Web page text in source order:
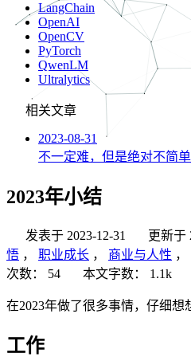
LangChain
OpenAI
OpenCV
PyTorch
QwenLM
Ultralytics
相关文章
2023-08-31
不一定难，但是绝对不简单
2023年小结
发表于 2023-12-31 更新于
悟 ， 职业成长 ， 商业与人性 ，
次数：
54 本文字数： 1.1k
在2023年做了很多事情，仔细想
工作